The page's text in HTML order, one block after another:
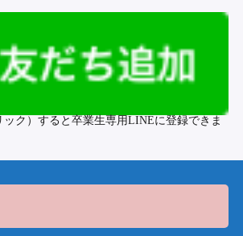
ック）すると卒業生専用LINEに登録できま